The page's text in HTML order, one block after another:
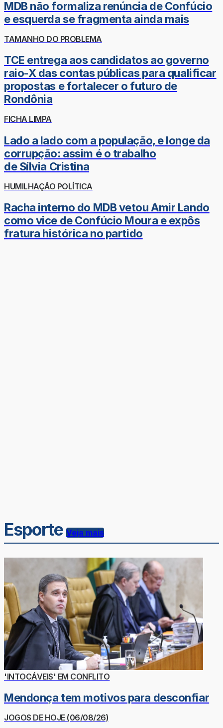
MDB não formaliza renúncia de Confúcio
e esquerda se fragmenta ainda mais
TAMANHO DO PROBLEMA
TCE entrega aos candidatos ao governo
raio-X das contas públicas para qualificar
propostas e fortalecer o futuro de
Rondônia
FICHA LIMPA
Lado a lado com a população, e longe da
corrupção: assim é o trabalho
de Sílvia Cristina
HUMILHAÇÃO POLÍTICA
Racha interno do MDB vetou Amir Lando
como vice de Confúcio Moura e expôs
fratura histórica no partido
EsporteVeja mais
'INTOCÁVEIS' EM CONFLITO
Mendonça tem motivos para desconfiar
JOGOS DE HOJE (06/08/26)